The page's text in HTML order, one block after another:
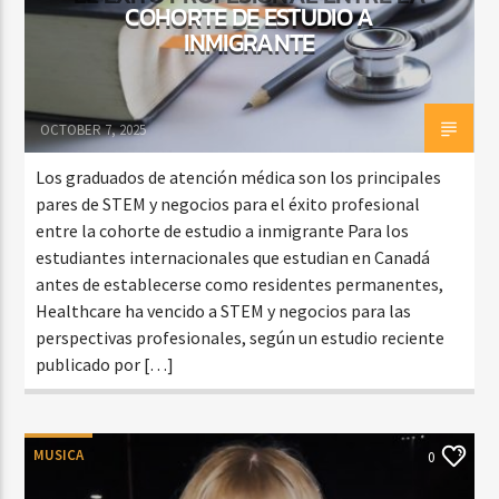
COHORTE DE ESTUDIO A
INMIGRANTE
OCTOBER 7, 2025
Los graduados de atención médica son los principales
pares de STEM y negocios para el éxito profesional
entre la cohorte de estudio a inmigrante Para los
estudiantes internacionales que estudian en Canadá
antes de establecerse como residentes permanentes,
Healthcare ha vencido a STEM y negocios para las
perspectivas profesionales, según un estudio reciente
publicado por […]
MUSICA 0